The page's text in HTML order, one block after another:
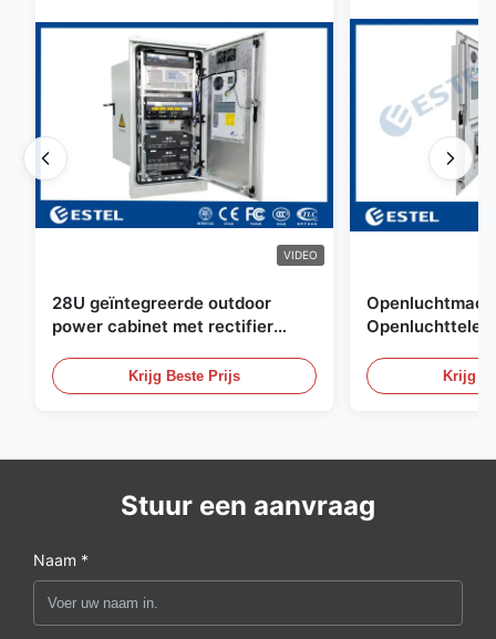
VIDEO
28U geïntegreerde outdoor
power cabinet met rectifier
energieopslag behuizing
Krijg Beste Prijs Krijg
Stuur een aanvraag
Naam *